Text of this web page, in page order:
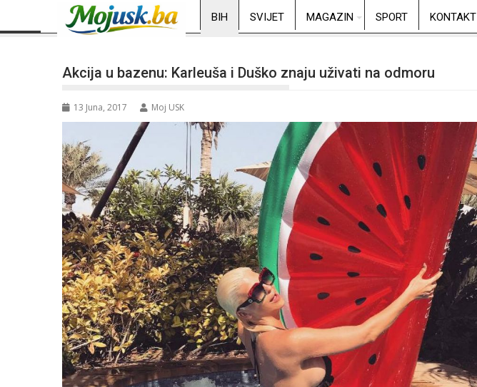
BIH SVIJET MAGAZIN SPORT KONTAKT
Akcija u bazenu: Karleuša i Duško znaju uživati na odmoru
13 Juna, 2017 Moj USK